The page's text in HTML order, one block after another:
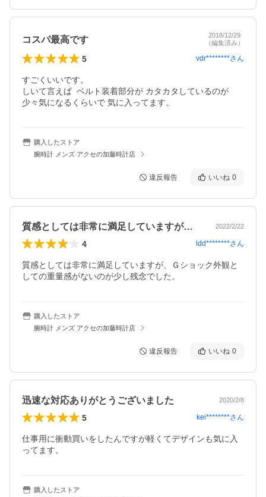
コスパ最高です
2018/12/29
（編集済み）
5 vdr********さん
すごくいいです。
しいて言えば  ベルト装着部分が カタカタしているのが
少々気になるくらいで 気に入ってます。
購入したストア
腕時計 メンズ アクセの加藤時計店
違反報告 いいね 0
質感としては非常に満足していますが、Ｇ… 2022/2/22
4 ldd********さん
質感としては非常に満足していますが、Ｇショック外観と
しての重量感がないのが少し残念でした。
購入したストア
腕時計 メンズ アクセの加藤時計店
違反報告 いいね 0
迅速な対応ありがとうございました 2020/2/8
5 kei********さん
仕事用に衝動買いをしたんですが軽くてデザインも気に入
ってます。
購入したストア